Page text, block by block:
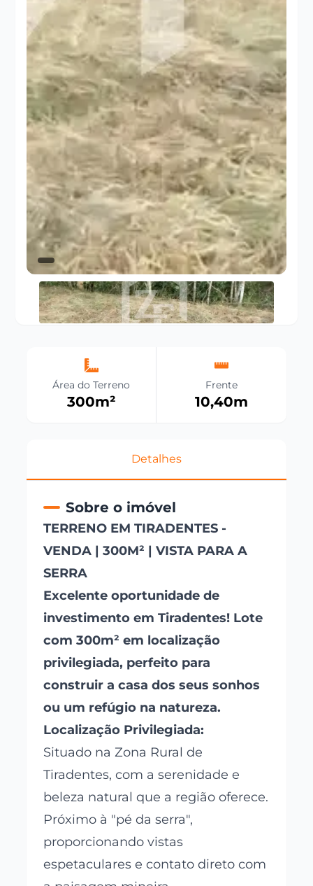
Área do Terreno
300m²
Frente
10,40m
Detalhes
Sobre o imóvel
TERRENO EM TIRADENTES -
VENDA | 300M² | VISTA PARA A
SERRA
Excelente oportunidade de
investimento em Tiradentes! Lote
com 300m² em localização
privilegiada, perfeito para
construir a casa dos seus sonhos
ou um refúgio na natureza.
Localização Privilegiada:
Situado na Zona Rural de
Tiradentes, com a serenidade e
beleza natural que a região oferece.
Próximo à "pé da serra",
proporcionando vistas
espetaculares e contato direto com